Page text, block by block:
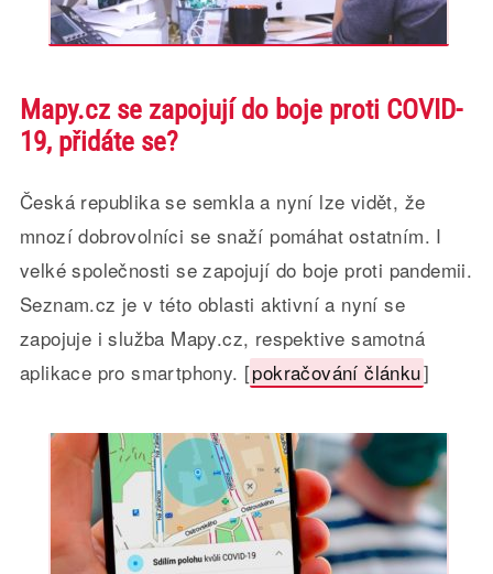
Mapy.cz se zapojují do boje proti COVID-
19, přidáte se?
Česká republika se semkla a nyní lze vidět, že
mnozí dobrovolníci se snaží pomáhat ostatním. I
velké společnosti se zapojují do boje proti pandemii.
Seznam.cz je v této oblasti aktivní a nyní se
zapojuje i služba Mapy.cz, respektive samotná
aplikace pro smartphony. [pokračování článku]